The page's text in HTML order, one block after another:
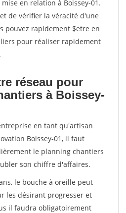
en relation à Boissey-01.
de vérifier la véracité d'une
pouvez rapidement $etre en
pour réaliser rapidement
réseau pour
à Boissey-
en tant qu'artisan
Boissey-01, il faut
le planning chantiers
son chiffre d'affaires.
le bouche à oreille peut
les désirant progresser et
il faudra obligatoirement